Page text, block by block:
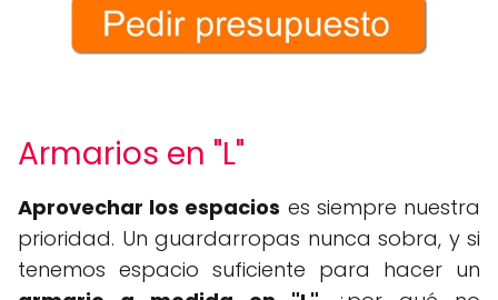
Armarios en "L"
Aprovechar los espacios es siempre nuestra
prioridad. Un guardarropas nunca sobra, y si
tenemos espacio suficiente para hacer un